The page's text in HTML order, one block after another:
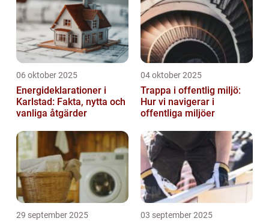
06 oktober 2025
Energideklarationer i
Karlstad: Fakta, nytta och
vanliga åtgärder
04 oktober 2025
Trappa i offentlig miljö:
Hur vi navigerar i
offentliga miljöer
29 september 2025 03 september 2025